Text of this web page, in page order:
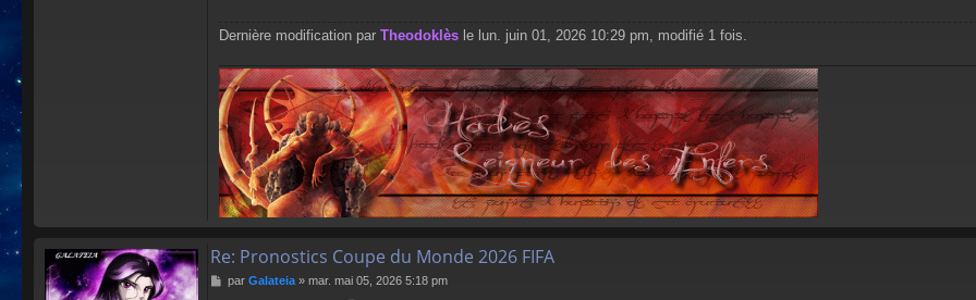
Dernière modification par Theodoklès le lun. juin 01, 2026 10:29 pm, modifié 1 fois.
Re: Pronostics Coupe du Monde 2026 FIFA
M
par Galateia» mar. mai 05, 2026 5:18 pm